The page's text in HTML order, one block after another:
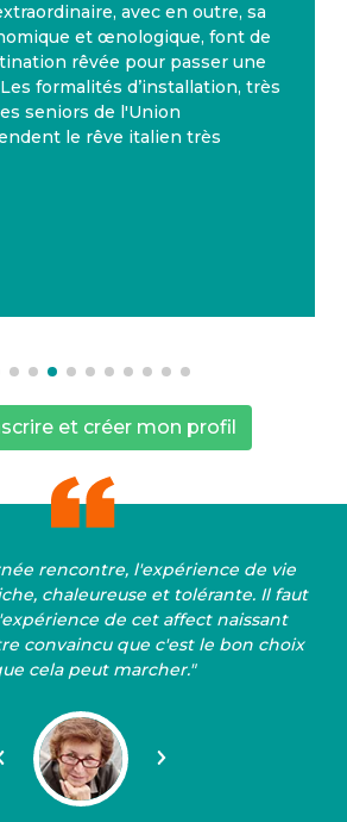
avec en outre, sa
et œnologique, font de
rêvée pour passer une
formalités d’installation, très
seniors de l'Union
le rêve italien très
et créer mon profil
rencontre, l'expérience de vie
chaleureuse et tolérante. Il faut
de cet affect naissant
convaincu que c'est le bon choix
cela peut marcher."
Précédent Suivant